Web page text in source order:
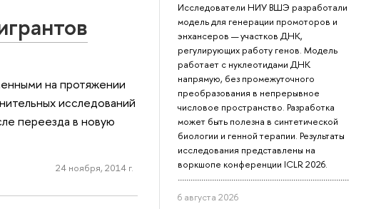
Исследователи НИУ ВШЭ разработали
модель для генерации промоторов и
энхансеров — участков ДНК,
регулирующих работу генов. Модель
работает с нуклеотидами ДНК
напрямую, без промежуточного
преобразования в непрерывное
числовое пространство. Разработка
может быть полезна в синтетической
биологии и генной терапии. Результаты
исследования представлены на
воркшопе конференции ICLR 2026.
6 августа 2026
на протяжении
исследований
переезда в новую
24 ноября, 2014 г.